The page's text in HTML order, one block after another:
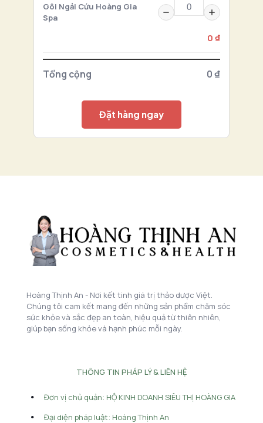
Gôi Ngải Cứu Hoàng Gia
Spa
0 ₫
Tổng cộng 0 ₫
Đặt hàng ngay
Hoàng Thịnh An - Nơi kết tinh giá trị thảo dược Việt.
Chúng tôi cam kết mang đến những sản phẩm chăm sóc
sức khỏe và sắc đẹp an toàn, hiệu quả từ thiên nhiên,
giúp bạn sống khỏe và hạnh phúc mỗi ngày.
THÔNG TIN PHÁP LÝ & LIÊN HỆ
Đơn vị chủ quản: HỘ KINH DOANH SIÊU THỊ HOÀNG GIA
Đại diện pháp luật: Hoàng Thịnh An